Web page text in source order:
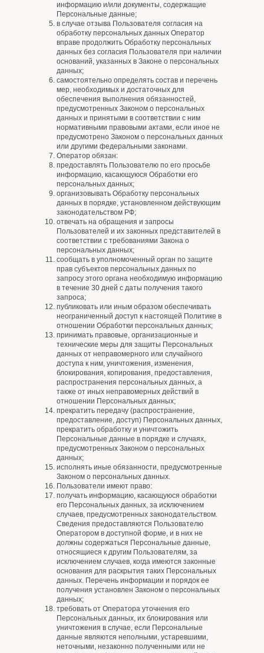
информацию и/или документы, содержащие
Персональные данные;
в случае отзыва Пользователя согласия на
обработку персональных данных Оператор
вправе продолжить Обработку персональных
данных без согласия Пользователя при наличии
оснований, указанных в Законе о персональных
данных;
самостоятельно определять состав и перечень
мер, необходимых и достаточных для
обеспечения выполнения обязанностей,
предусмотренных Законом о персональных
данных и принятыми в соответствии с ним
нормативными правовыми актами, если иное не
предусмотрено Законом о персональных данных
или другими федеральными законами.
Оператор обязан:
предоставлять Пользователю по его просьбе
информацию, касающуюся Обработки его
персональных данных;
организовывать Обработку персональных
данных в порядке, установленном действующим
законодательством РФ;
отвечать на обращения и запросы
Пользователей и их законных представителей в
соответствии с требованиями Закона о
персональных данных;
сообщать в уполномоченный орган по защите
прав субъектов персональных данных по
запросу этого органа необходимую информацию
в течение 30 дней с даты получения такого
запроса;
публиковать или иным образом обеспечивать
неограниченный доступ к настоящей Политике в
отношении Обработки персональных данных;
принимать правовые, организационные и
технические меры для защиты Персональных
данных от неправомерного или случайного
доступа к ним, уничтожения, изменения,
блокирования, копирования, предоставления,
распространения персональных данных, а
также от иных неправомерных действий в
отношении Персональных данных;
прекратить передачу (распространение,
предоставление, доступ) Персональных данных,
прекратить обработку и уничтожить
Персональные данные в порядке и случаях,
предусмотренных Законом о персональных
данных;
исполнять иные обязанности, предусмотренные
Законом о персональных данных.
Пользователи имеют право:
получать информацию, касающуюся обработки
его Персональных данных, за исключением
случаев, предусмотренных законодательством.
Сведения предоставляются Пользователю
Оператором в доступной форме, и в них не
должны содержаться Персональные данные,
относящиеся к другим Пользователям, за
исключением случаев, когда имеются законные
основания для раскрытия таких Персональных
данных. Перечень информации и порядок ее
получения установлен Законом о персональных
данных;
требовать от Оператора уточнения его
Персональных данных, их блокирования или
уничтожения в случае, если Персональные
данные являются неполными, устаревшими,
неточными, незаконно полученными или не